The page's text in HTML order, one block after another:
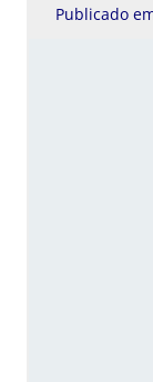
Publicado